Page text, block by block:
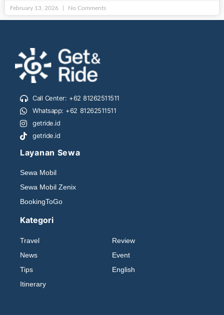
February 13, 2026 No Comments
Call Center: +62 81262511511
Whatsapp: +62 81262511511
getride.id
getride.id
Layanan Sewa
Sewa Mobil
Sewa Mobil Zenix
BookingToGo
Kategori
Travel
News
Tips
Itinerary
Review
Event
English